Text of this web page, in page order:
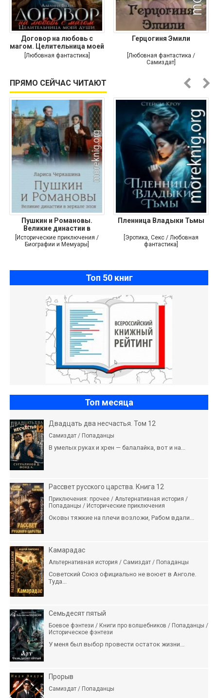
Договор на любовь с
магом. Целительница моей
души
[Любовная фантастика]
Герцогиня Эмили
[Любовная фантастика /
Самиздат]
ПРЯМО СЕЙЧАС ЧИТАЮТ
Пушкин и Романовы.
Великие династии в
зеркале эпох
[Исторические приключения /
Биографии и Мемуары]
Пленница Владыки Тьмы
[Эротика, Секс / Любовная
фантастика]
Топ 50 книг
Топ месяца
Двадцать два несчастья. Том 12
Самиздат / Попаданцы
В умелых руках и хрен — балалайка, вот и на...
Рассвет русского царства. Книга 12
Приключения: прочее / Альтернативная история /
Попаданцы / Исторические приключения
Оковы тяжкие на плечи возложи, Рабом вдали...
Камарадас
Альтернативная история / Самиздат / Попаданцы
Советский Союз официально не воюет в Анголе.
Туда...
Семьдесят пятый
Боевое фэнтези / Книги про волшебников / Попаданцы /
Историческое фэнтези
У меня был выбор провести остаток жизни...
Прорыв
Самиздат / Попаданцы